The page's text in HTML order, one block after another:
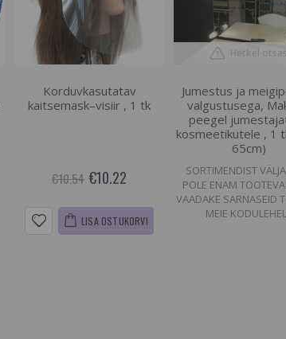
Korduvkasutatav
kaitsemask–visiir , 1 tk
€10.54 €10.22
LISA OSTUKORVI
Hetkel otsas
Jumestus ja
valgustusega,
peegel
kosmeetikutele , 1
65cm)
SORTIMENDIST
POLE ENAM
VAADAKE SARNASEID
MEIE